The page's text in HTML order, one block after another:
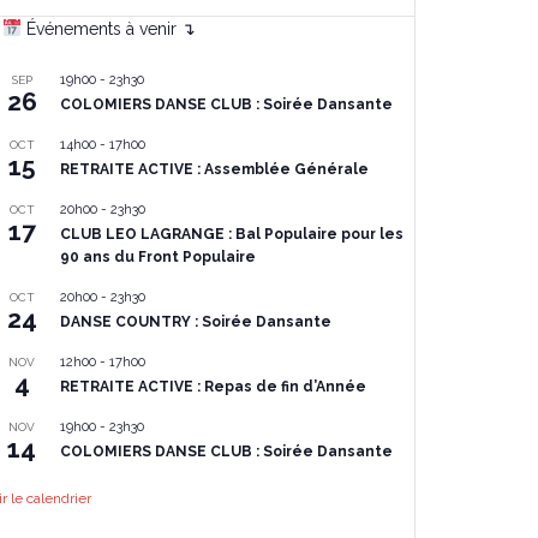
Événements à venir ↴
SEP
26
19h00 - 23h30
COLOMIERS DANSE CLUB : Soirée Dansante
OCT
15
14h00 - 17h00
RETRAITE ACTIVE : Assemblée Générale
OCT
17
20h00 - 23h30
CLUB LEO LAGRANGE : Bal Populaire pour les
90 ans du Front Populaire
OCT
24
20h00 - 23h30
DANSE COUNTRY : Soirée Dansante
NOV
4
12h00 - 17h00
RETRAITE ACTIVE : Repas de fin d’Année
NOV
14
19h00 - 23h30
COLOMIERS DANSE CLUB : Soirée Dansante
le calendrier